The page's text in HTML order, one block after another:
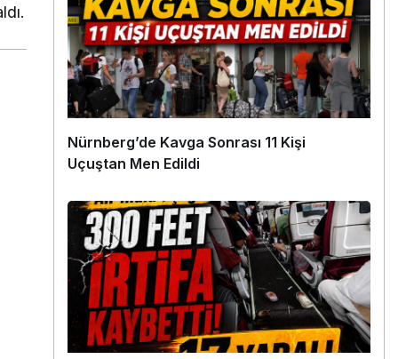
Nürnberg’de Kavga Sonrası 11 Kişi
Uçuştan Men Edildi